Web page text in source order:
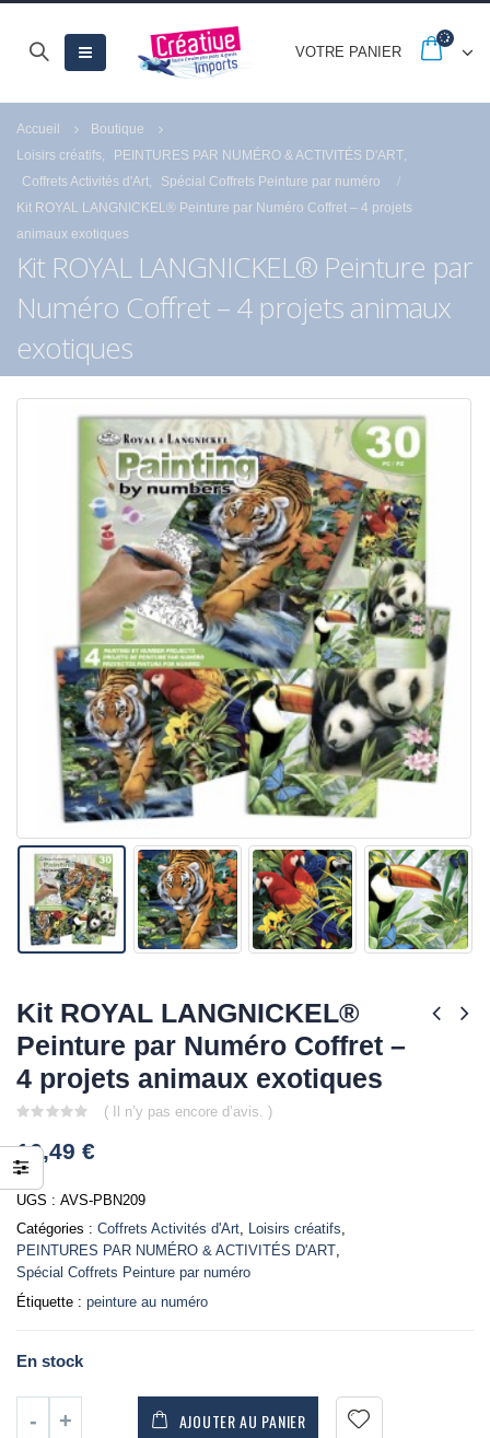
VOTRE PANIER
Accueil
Boutique
Loisirs créatifs
PEINTURES PAR NUMÉRO & ACTIVITÉS D'ART
Coffrets Activités d'Art
Spécial Coffrets Peinture par numéro
Kit ROYAL LANGNICKEL® Peinture par Numéro Coffret – 4 projets
animaux exotiques
Kit ROYAL LANGNICKEL® Peinture par
Numéro Coffret – 4 projets animaux
exotiques
Kit ROYAL LANGNICKEL®
Peinture par Numéro Coffret –
4 projets animaux exotiques
out
of
5
( Il n’y pas encore d’avis. )
16,49 €
UGS : AVS-PBN209
Catégories : Coffrets Activités d'Art, Loisirs créatifs,
PEINTURES PAR NUMÉRO & ACTIVITÉS D'ART,
Spécial Coffrets Peinture par numéro
Étiquette : peinture au numéro
En stock
AJOUTER AU PANIER